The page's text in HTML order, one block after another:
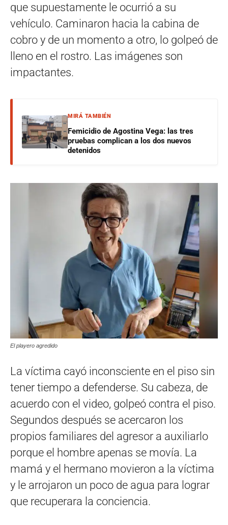
que supuestamente le ocurrió a su
vehículo. Caminaron hacia la cabina de
cobro y de un momento a otro, lo golpeó de
lleno en el rostro. Las imágenes son
impactantes.
MIRÁ TAMBIÉN
Femicidio de Agostina Vega: las tres
pruebas complican a los dos nuevos
detenidos
El playero agredido
La víctima cayó inconsciente en el piso sin
tener tiempo a defenderse. Su cabeza, de
acuerdo con el video, golpeó contra el piso.
Segundos después se acercaron los
propios familiares del agresor a auxiliarlo
porque el hombre apenas se movía. La
mamá y el hermano movieron a la víctima
y le arrojaron un poco de agua para lograr
que recuperara la conciencia.